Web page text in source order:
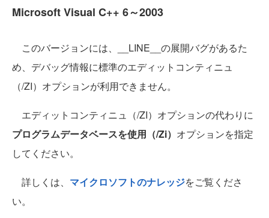
Microsoft Visual C++ 6～2003
このバージョンには、__LINE__の展開バグがあるた
め、デバッグ情報に標準のエディットコンティニュ
（/ZI）オプションが利用できません。
エディットコンティニュ（/ZI）オプションの代わりに
プログラムデータベースを使用（/Zi） オプションを指定
してください。
詳しくは、 マイクロソフトのナレッジをご覧くださ
い。